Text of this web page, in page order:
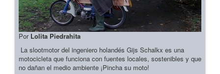
Por Lolita Piedrahita
La slootmotor del ingeniero holandés Gijs Schalkx es una
motocicleta que funciona con fuentes locales, sostenibles y que
no dañan el medio ambiente ¡Pincha su moto!